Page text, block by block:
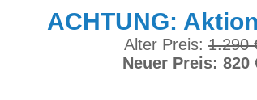
ACHTUNG:
Alter Preis:1.290
Neuer Preis: 820